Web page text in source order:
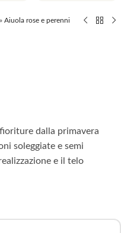
» Aiuola rose e perenni
dalla primavera
soleggiate e semi
e il telo